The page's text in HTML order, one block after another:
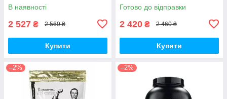
В наявності
2 527 ₴ 2 569 ₴
Купити
Готово до відправки
2 420 ₴ 2 460 ₴
Купити
–2% –2%